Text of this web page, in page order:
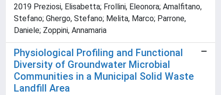
2019 Preziosi, Elisabetta; Frollini, Eleonora; Amalfitano,
Stefano; Ghergo, Stefano; Melita, Marco; Parrone,
Daniele; Zoppini, Annamaria
Physiological Profiling and Functional
Diversity of Groundwater Microbial
Communities in a Municipal Solid Waste
Landfill Area